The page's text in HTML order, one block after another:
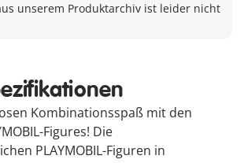
unserem Produktarchiv ist leider nicht
Kombinationsspaß mit den
Figures! Die
PLAYMOBIL-Figuren in